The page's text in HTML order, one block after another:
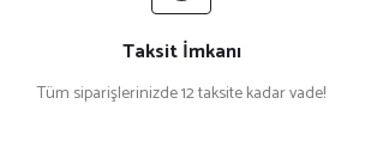
Taksit İmkanı
Tüm siparişlerinizde 12 taksite kadar vade!